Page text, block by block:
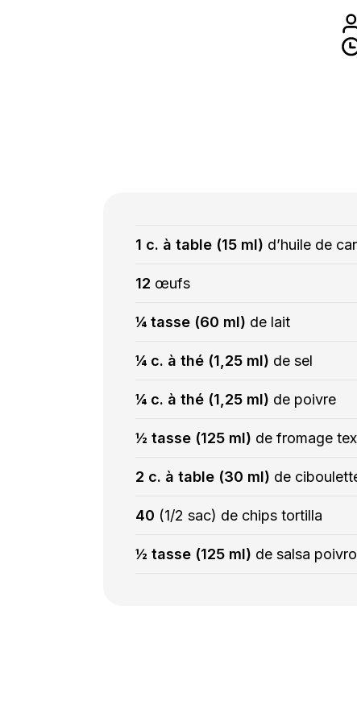
1 c. à table (15 ml) d’huile de
12 œufs
¼ tasse (60 ml) de lait
¼ c. à thé (1,25 ml) de sel
¼ c. à thé (1,25 ml) de poivre
½ tasse (125 ml) de fromage
2 c. à table (30 ml) de
40 (1/2 sac) de chips tortilla
½ tasse (125 ml) de salsa